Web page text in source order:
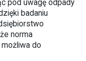
pod uwagę odpady
badaniu
norma
do